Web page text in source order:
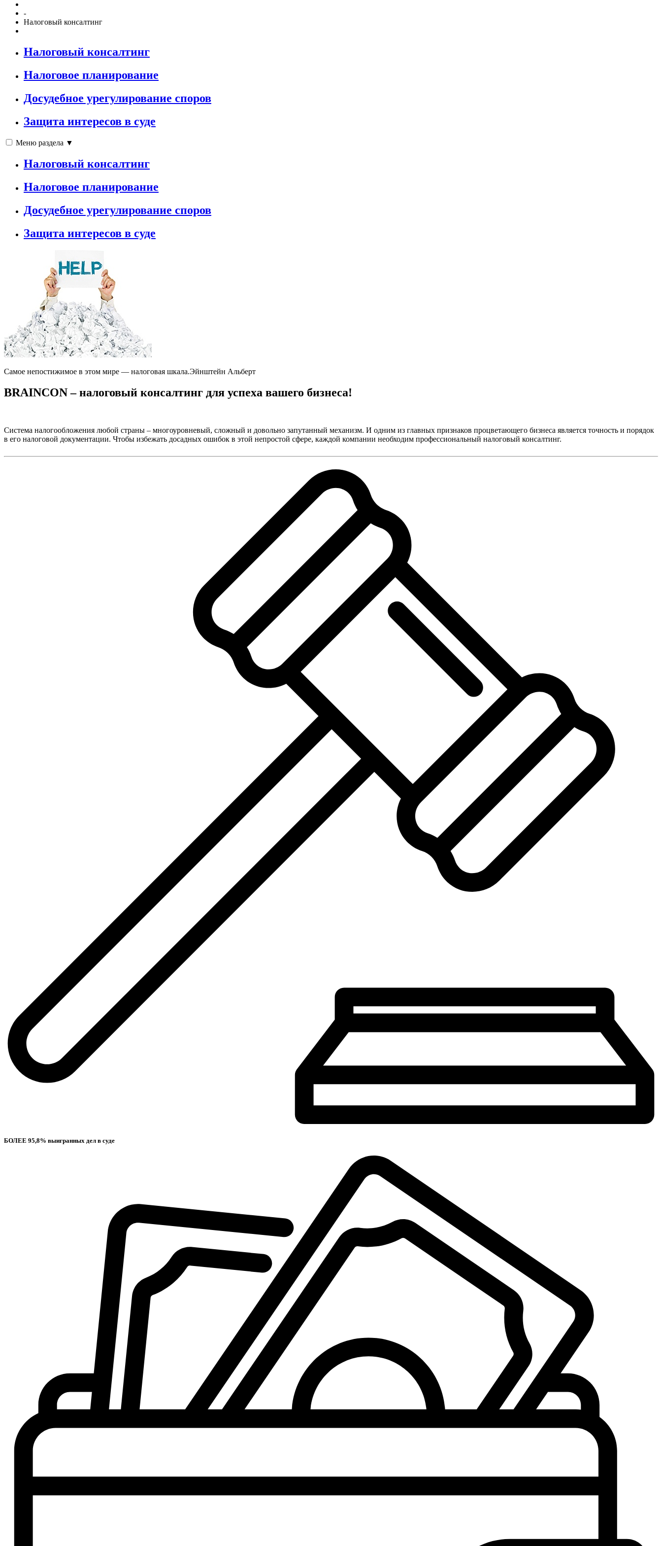
-
Налоговый консалтинг
Налоговый консалтинг
Налоговое планирование
Досудебное урегулирование споров
Защита интересов в суде
Меню раздела ▼
Налоговый консалтинг
Налоговое планирование
Досудебное урегулирование споров
Защита интересов в суде
Самое непостижимое в этом мире — налоговая шкала.Эйнштейн Альберт
BRAINCON– налоговый консалтинг для успеха вашего бизнеса!
Система налогообложения любой страны – многоуровневый, сложный и довольно запутанный механизм. И одним из главных признаков процветающего бизнеса является точность и порядок
в его налоговой документации. Чтобы избежать досадных ошибок в этой непростой сфере, каждой компании необходим профессиональный налоговый консалтинг.
БОЛЕЕ 95,8% выигранных дел в суде